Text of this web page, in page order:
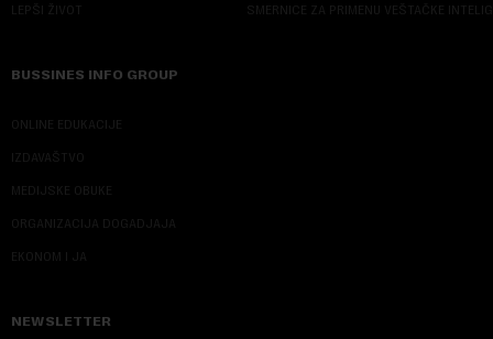
LEPŠI ŽIVOT SMERNICE ZA PRIMENU VEŠTAČKE
BUSSINES INFO GROUP
ONLINE EDUKACIJE
IZDAVAŠTVO
MEDIJSKE OBUKE
ORGANIZACIJA DOGADJAJA
EKONOM I JA
NEWSLETTER